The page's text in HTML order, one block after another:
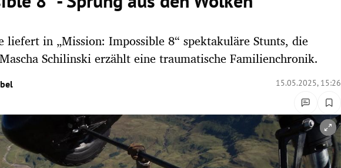
liefert in „Mission: Impossible 8“ spektakuläre Stunts, die
Schilinski erzählt eine traumatische Familienchronik.
15.05.2025, 15:26
öffnen/schließen